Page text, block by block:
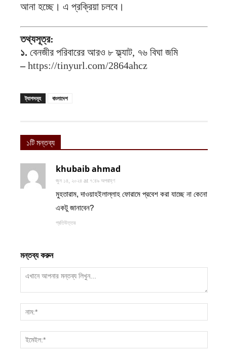
আনা হচ্ছে। এ প্রক্রিয়া চলবে।
তথ্যসূত্র:
১. বেনজীর পরিবারের আরও ৮ ফ্ল্যাট, ৭৬ বিঘা জমি
– https://tinyurl.com/2864ahcz
ট্যাগসমূহ বাংলাদেশ
১টি মন্তব্য
khubaib ahmad
জুন ১৪, ২০২৪ at ৭:৪৯ অপরাহ্ণ
মুহতারাম, দাওয়াহইলাল্লাহ ফোরামে প্রবেশ করা যাচ্ছে না কেনো
একটু জানাবেন?
প্রতিউত্তর
মন্তব্য করুন